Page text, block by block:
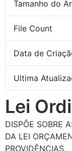
Tamanho do
File Count
Data de
Ultima
Lei
DISPÕE SOBRE
DA LEI
PROVIDÊNCIAS.